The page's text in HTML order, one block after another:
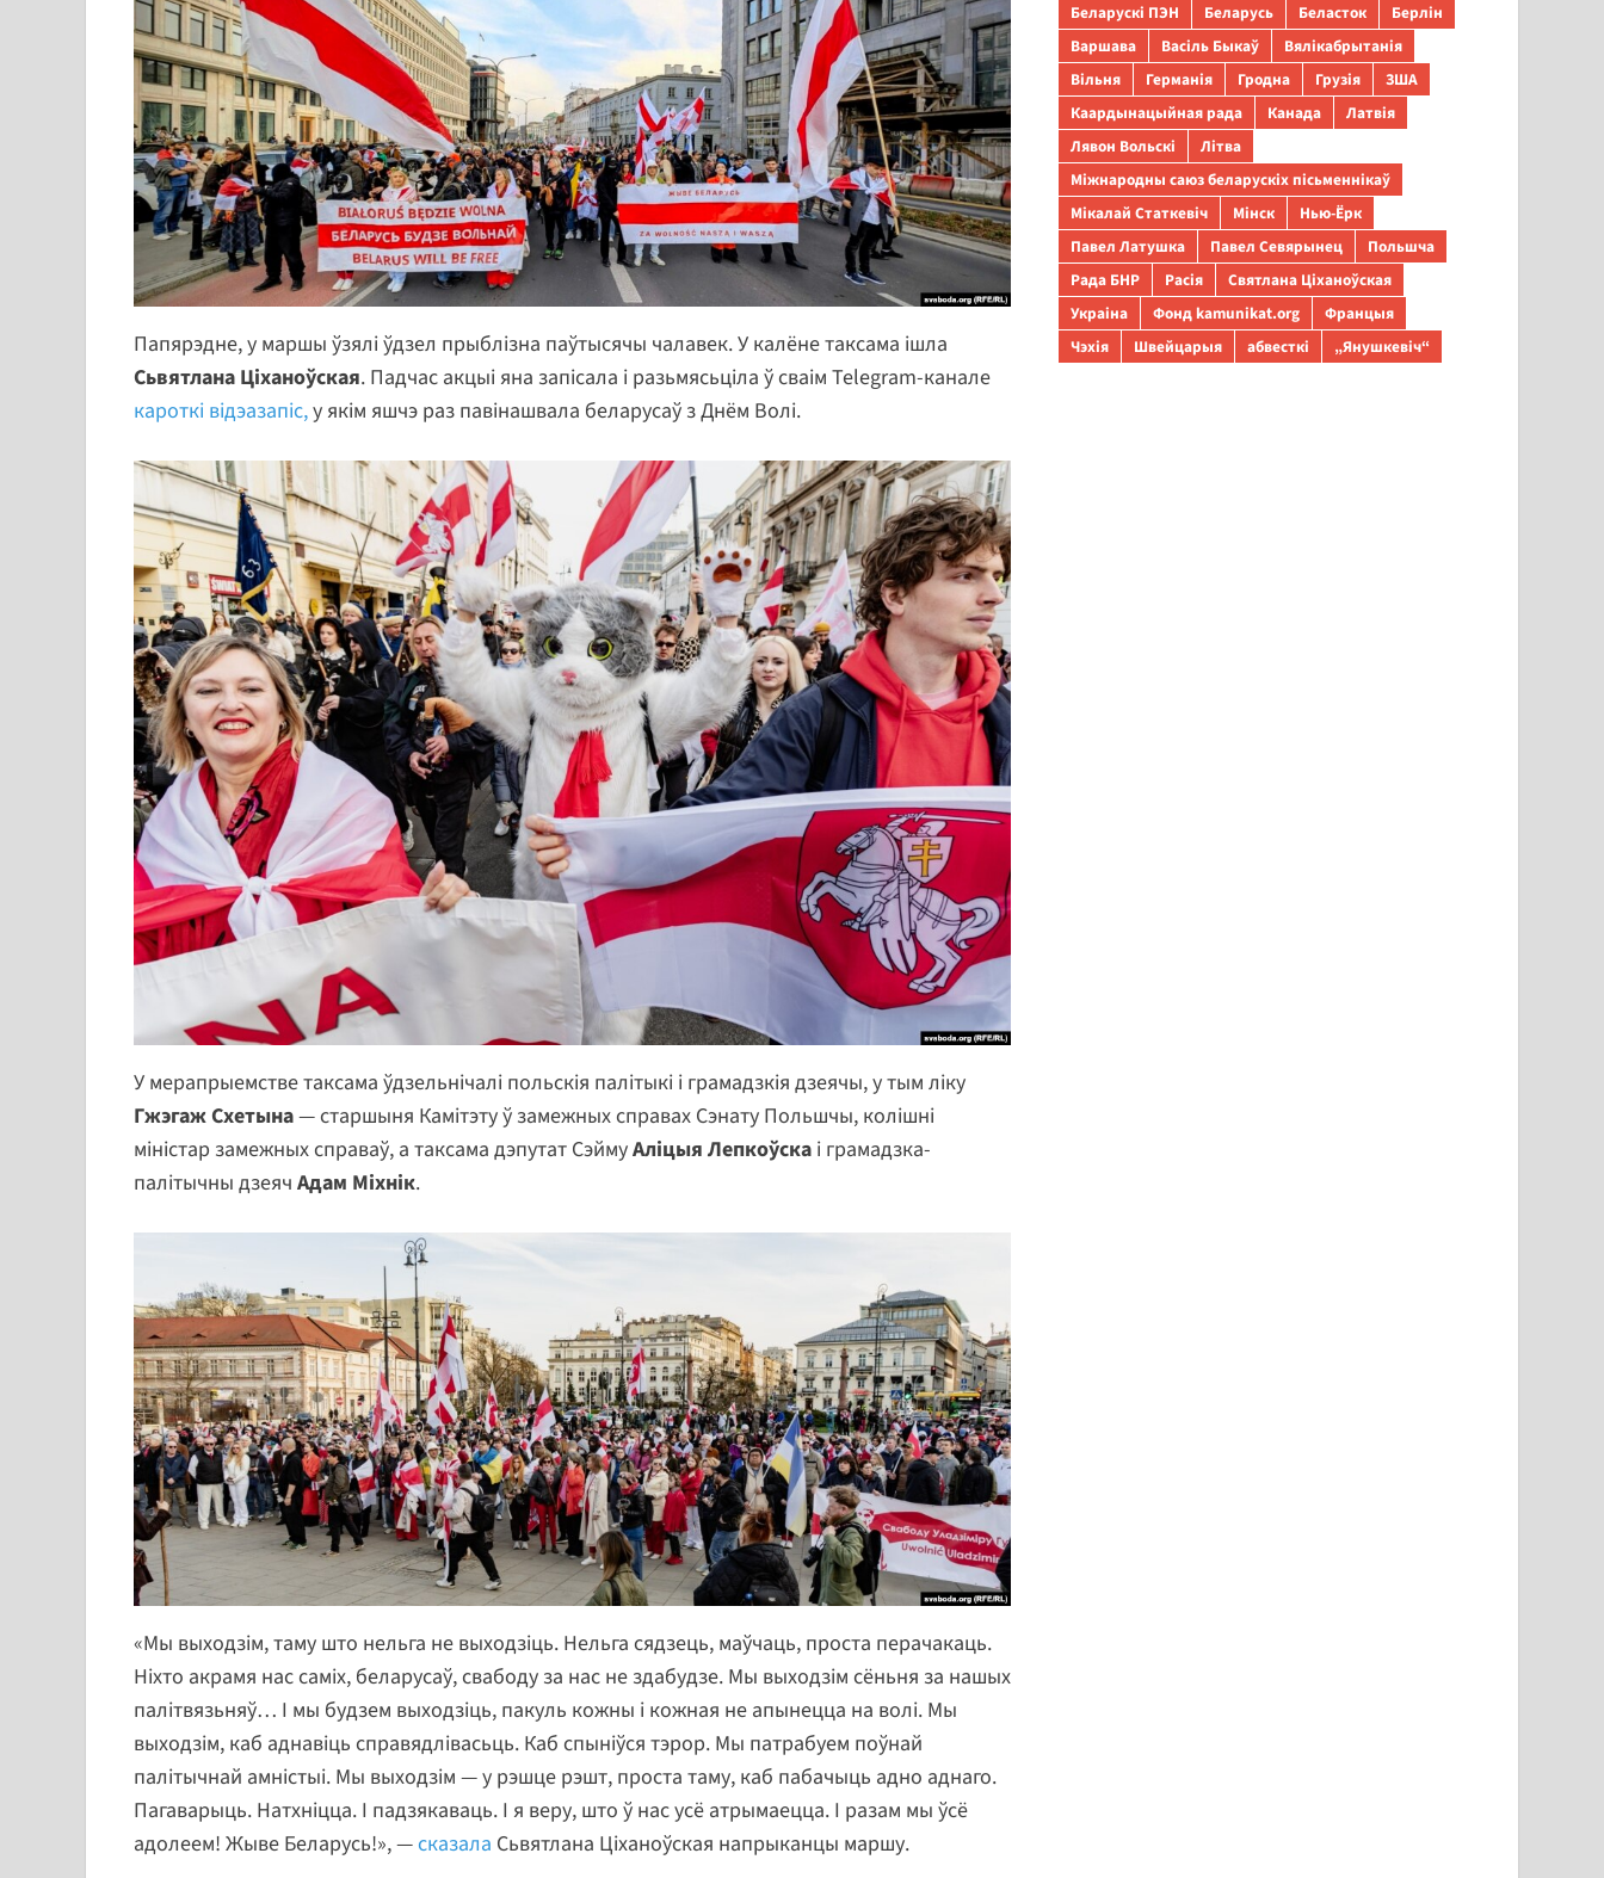
Папярэдне, у маршы ўзялі ўдзел прыблізна паўтысячы чалавек. У калёне таксама ішла
Сьвятлана Ціханоўская. Падчас акцыі яна запісала і разьмясьціла ў сваім Telegram-канале
кароткі відэазапіс,у якім яшчэ раз павінашвала беларусаў з Днём Волі.
У мерапрыемстве таксама ўдзельнічалі польскія палітыкі і грамадзкія дзеячы, у тым ліку
Гжэгаж Схетына— старшыня Камітэту ў замежных справах Сэнату Польшчы, колішні
міністар замежных справаў, а таксама дэпутат СэймуАліцыя Лепкоўска і грамадзка-
палітычны дзеяч Адам Міхнік.
«Мы выходзім, таму што нельга не выходзіць. Нельга сядзець, маўчаць, проста перачакаць.
Ніхто акрамя нас саміх, беларусаў, свабоду за нас не здабудзе. Мы выходзім сёньня за нашых
палітвязьняў… І мы будзем выходзіць, пакуль кожны і кожная не апынецца на волі. Мы
выходзім, каб аднавіць справядлівасьць. Каб спыніўся тэрор. Мы патрабуем поўнай
палітычнай амністыі. Мы выходзім — у рэшце рэшт, проста таму, каб пабачыць адно аднаго.
Пагаварыць. Натхніцца. І падзякаваць. І я веру, што ў нас усё атрымаецца. І разам мы ўсё
адолеем! Жыве Беларусь!», —сказала Сьвятлана Ціханоўская напрыканцы маршу.
Беларускі ПЭН
Беларусь Беласток
Берлін
Варшава
Васіль Быкаў
Вялікабрытанія
Вільня
Германія Гродна Грузія
ЗША
Каардынацыйная рада
Канада
Латвія
Лявон Вольскі
Літва
Міжнародны саюз беларускіх пісьменнікаў
Мікалай Статкевіч
Мінск
Нью-Ёрк
Павел Латушка
Павел Севярынец
Польшча
Рада БНР
Расія
Святлана Ціханоўская
Украіна
Фонд kamunikat.org
Францыя
Чэхія
Швейцарыя абвесткі „Янушкевіч“